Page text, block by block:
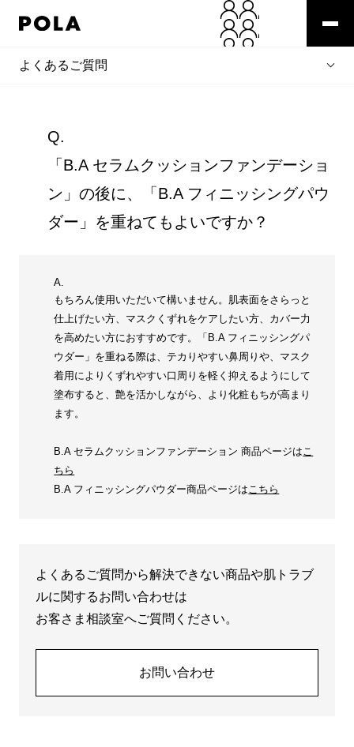
よくあるご質問
Q.
「B.A セラムクッションファンデーショ
ン」の後に、「B.A フィニッシングパウ
ダー」を重ねてもよいですか？
A.
もちろん使用いただいて構いません。肌表面をさらっと
仕上げたい方、マスクくずれをケアしたい方、カバー力
を高めたい方におすすめです。「B.A フィニッシングパ
ウダー」を重ねる際は、テカりやすい鼻周りや、マスク
着用によりくずれやすい口周りを軽く抑えるようにして
塗布すると、艶を活かしながら、より化粧もちが高まり
ます。
B.A セラムクッションファンデーション 商品ページはこ
ちら
B.A フィニッシングパウダー商品ページはこちら
よくあるご質問から解決できない商品や肌トラブ
ルに関するお問い合わせは
お客さま相談室へご質問ください。
お問い合わせ